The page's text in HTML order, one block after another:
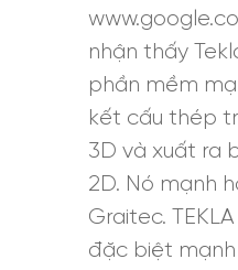
nhận thấy
phần mềm
kết cấu thép
3D và xuất ra
2D. Nó mạnh
Graitec. TEKLA
đặc biệt